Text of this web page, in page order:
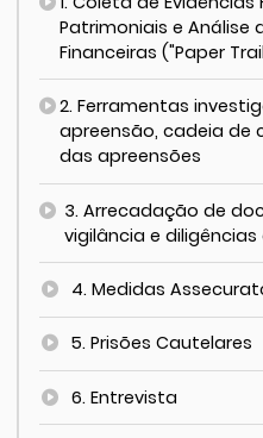
Patrimoniais e Análise
Financeiras ("Paper
2. Ferramentas
apreensão, cadeia de
das apreensões
3. Arrecadação de
vigilância e diligências
4. Medidas
5. Prisões Cautelares
6. Entrevista